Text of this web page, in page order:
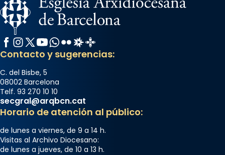
Facebook
Instagram
X / Twitter
YouTube
WhatsApp
FlickrRadio Estel
Catalunya Cristiana
Contacto y sugerencias:
C. del Bisbe, 5
08002 Barcelona
Telf. 93 270 10 10
secgral@arqbcn.cat
Horario de atención al público:
de lunes a viernes, de 9 a 14 h.
Visitas al Archivo Diocesano:
de lunes a jueves, de 10 a 13 h.